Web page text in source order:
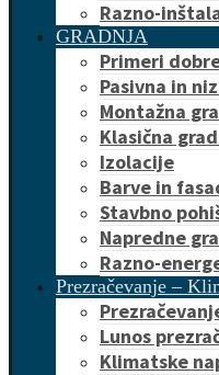
Razno-
GRADNJA
Primeri
Pasivna in
Montažna
Klasična
Izolacije
Barve in
Stavbno
Napredne
Razno-
Prezračevanje –
Lunos
Klimatske